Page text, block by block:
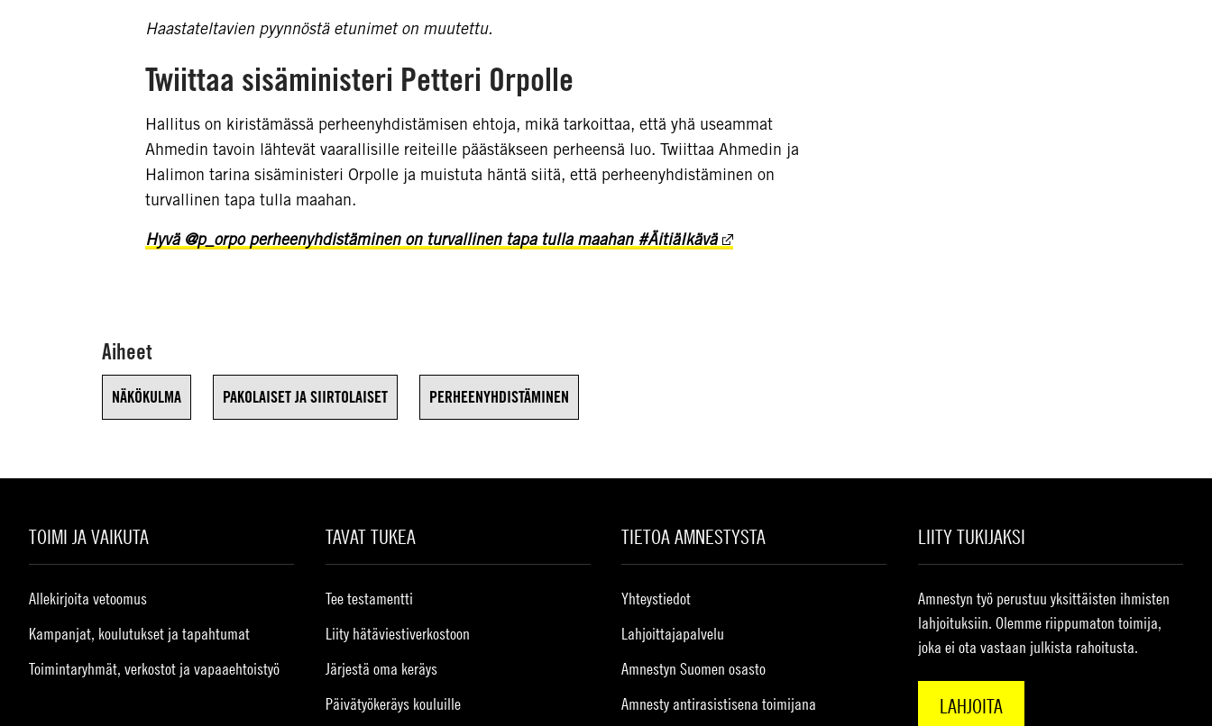
Haastateltavien pyynnöstä etunimet on muutettu.
Twiittaa sisäministeri Petteri Orpolle
Hallitus on kiristämässä perheenyhdistämisen ehtoja, mikä tarkoittaa, että yhä useammat
Ahmedin tavoin lähtevät vaarallisille reiteille päästäkseen perheensä luo. Twiittaa Ahmedin ja
Halimon tarina sisäministeri Orpolle ja muistuta häntä siitä, että perheenyhdistäminen on
turvallinen tapa tulla maahan.
Hyvä @p_orpo perheenyhdistäminen on turvallinen tapa tulla maahan #ÄitiäIkävä
Aiheet
NÄKÖKULMA PAKOLAISET JA SIIRTOLAISET PERHEENYHDISTÄMINEN
TOIMI JA VAIKUTA
Allekirjoita vetoomus
Kampanjat, koulutukset ja tapahtumat
Toimintaryhmät, verkostot ja vapaaehtoistyö
TAVAT TUKEA
Tee testamentti
Liity hätäviestiverkostoon
Järjestä oma keräys
Päivätyökeräys kouluille
TIETOA AMNESTYSTA
Yhteystiedot
Lahjoittajapalvelu
Amnestyn Suomen osasto
Amnesty antirasistisena toimijana
LIITY TUKIJAKSI
Amnestyn työ perustuu yksittäisten ihmisten
lahjoituksiin. Olemme riippumaton toimija,
joka ei ota vastaan julkista rahoitusta.
LAHJOITA